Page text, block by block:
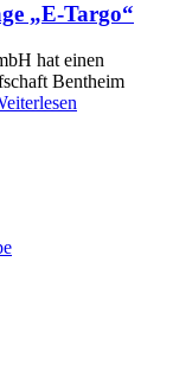
„E-Targo“
hat einen
Bentheim